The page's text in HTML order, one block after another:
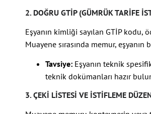
2. DOĞRU GTİP (GÜMRÜK TARIFE
Eşyanın kimliği sayılan GTİP kodu,
Muayene sırasında memur,
Tavsiye: Eşyanın teknik
teknik dokümanları hazır
3. ÇEKI LISTESI VE İSTIFLEME